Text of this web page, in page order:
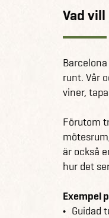
Vad
runt. Vår
viner,
Förutom
är också
hur det
Exempel
Guidad